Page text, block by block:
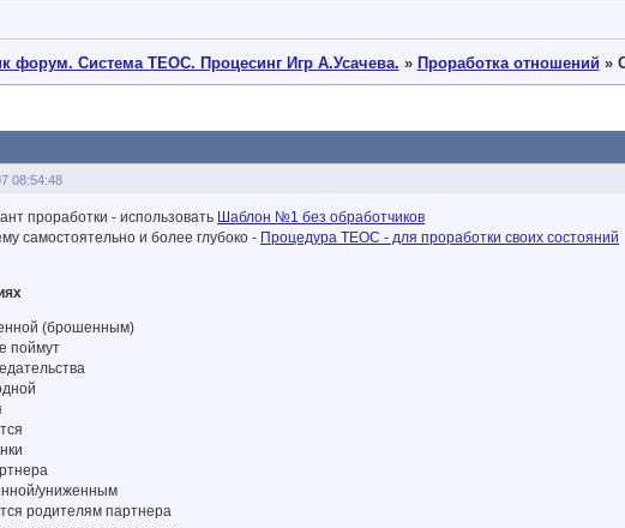
форум. Система ТЕОС. Процесинг Игр А.Усачева. » Проработка отношений »
08:54:48
проработки - использовать Шаблон №1 без обработчиков
самостоятельно и более глубоко - Процедура ТЕОС - для проработки своих состояний
(брошенным)
поймут
униженным
родителям партнера